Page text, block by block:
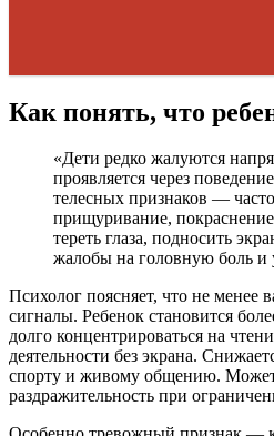
Как понять, что
«Дети редко жалуются
проявляется через
телесных признаков —
прищуривание,
тереть глаза, подносить
жалобы на головную боль и
Психолог поясняет, что не менее
сигналы. Ребенок становится
долго концентрироваться на
деятельности без экрана.
спорту и живому общению. Может
раздражительность при